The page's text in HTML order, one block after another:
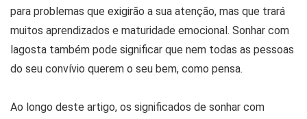
para problemas que exigirão a sua atenção, mas que trará
muitos aprendizados e maturidade emocional. Sonhar com
lagosta também pode significar que nem todas as pessoas
do seu convívio querem o seu bem, como pensa.
Ao longo deste artigo, os significados de sonhar com